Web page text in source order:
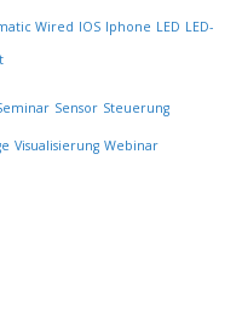
Wired IOS Iphone LED LED-
Sensor Steuerung
Visualisierung Webinar